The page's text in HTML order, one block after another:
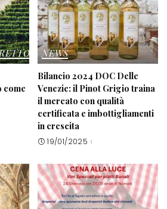
come
NEWS
Bilancio 2024 DOC Delle
Venezie: il Pinot Grigio traina
il mercato con qualità
certificata e imbottigliamenti
in crescita
19/01/2025